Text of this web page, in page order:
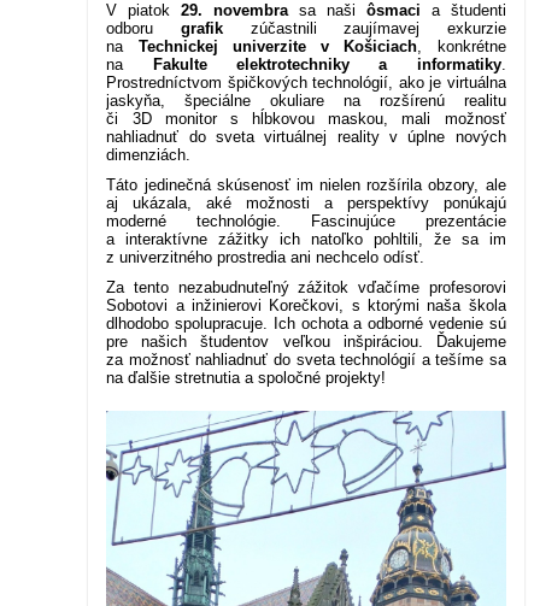
V piatok29. novembrasa naši ôsmaci a štu​​​​denti
odboru grafik zúčastnili zaujímavej exkurzie
na Technickej univerzite v Košiciach, konkrétne
na
Fakulte elektrotechniky a informatiky.
Prostredníctvom špičkových technológií, ako je virtuálna
jaskyňa, špeciálne okuliare na rozšírenú realitu
či 3D monitor s hĺbkovou maskou, mali možnosť
nahliadnuť do sveta virtuálnej reality v úplne nových
dimenziách.
Táto jedinečná skúsenosť im nielen rozšírila obzory, ale
aj ukázala, aké možnosti a perspektívy ponúkajú
moderné technológie. Fascinujúce prezentácie
a interaktívne zážitky ich natoľko pohltili, že sa im
z univerzitného prostredia ani nechcelo odísť.
Za tento nezabudnuteľný zážitok vďačíme profesorovi
Sobotovi a inžinierovi Korečkovi, s ktorými naša škola
dlhodobo spolupracuje. Ich ochota a odborné vedenie sú
pre našich študentov veľkou inšpiráciou. Ďakujeme
za možnosť nahliadnuť do sveta technológií a tešíme sa
na ďalšie stretnutia a spoločné projekty!